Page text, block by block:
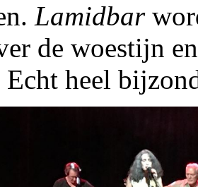
Lamidbar
de woestijn
Echt heel